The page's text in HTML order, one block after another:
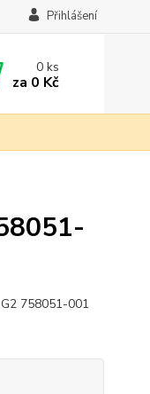
Přihlášení
0ks
za 0 Kč
758051-001